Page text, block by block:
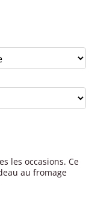
les occasions. Ce
au fromage